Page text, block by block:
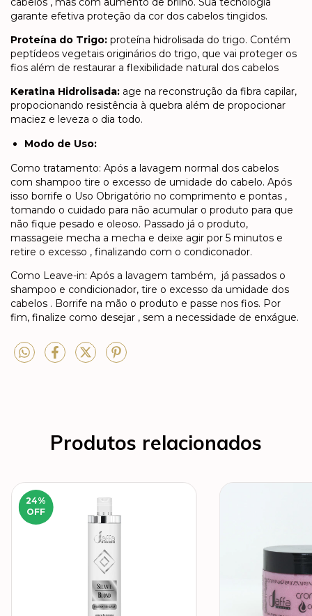
garante efetiva proteção da cor dos cabelos tingidos.
Proteína do Trigo: proteína hidrolisada do trigo. Contém
peptídeos vegetais originários do trigo, que vai proteger os
fios além de restaurar a flexibilidade natural dos cabelos
Keratina Hidrolisada: age na reconstrução da fibra capilar,
propocionando resistência à quebra além de propocionar
maciez e leveza o dia todo.
Modo de Uso:
Como tratamento: Após a lavagem normal dos cabelos
com shampoo tire o excesso de umidade do cabelo. Após
isso borrife o Uso Obrigatório no comprimento e pontas ,
tomando o cuidado para não acumular o produto para que
não fique pesado e oleoso. Passado já o produto,
massageie mecha a mecha e deixe agir por 5 minutos e
retire o excesso , finalizando com o condiconador.
Como Leave-in: Após a lavagem também, já passados o
shampoo e condicionador, tire o excesso da umidade dos
cabelos . Borrife na mão o produto e passe nos fios. Por
fim, finalize como desejar , sem a necessidade de enxágue.
Produtos relacionados
24%
OFF